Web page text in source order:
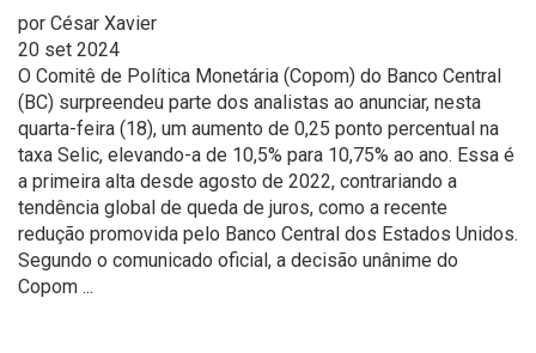
por César Xavier
20 set 2024
O Comitê de Política Monetária (Copom) do Banco Central
(BC) surpreendeu parte dos analistas ao anunciar, nesta
quarta-feira (18), um aumento de 0,25 ponto percentual na
taxa Selic, elevando-a de 10,5% para 10,75% ao ano. Essa é
a primeira alta desde agosto de 2022, contrariando a
tendência global de queda de juros, como a recente
redução promovida pelo Banco Central dos Estados Unidos.
Segundo o comunicado oficial, a decisão unânime do
Copom ...